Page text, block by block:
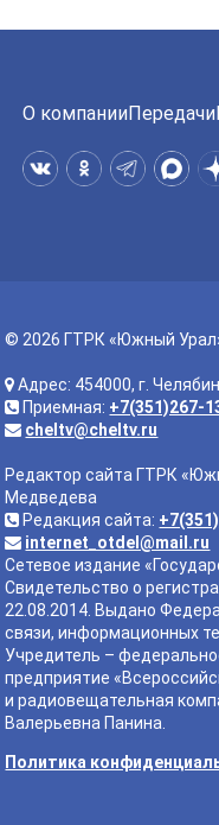
О компанииПередачи
© 2026 ГТРК «Южный
Адрес: 454000, г.
Приемная: +7(351)267-
cheltv@cheltv.ru
Редактор сайта ГТРК
Медведева
Редакция сайта:
internet_otdel@mail.ru
Сетевое издание
Свидетельство о
22.08.2014. Выдано
связи, информационных
Учредитель –
предприятие
и радиовещательная
Валерьевна Панина.
Политика